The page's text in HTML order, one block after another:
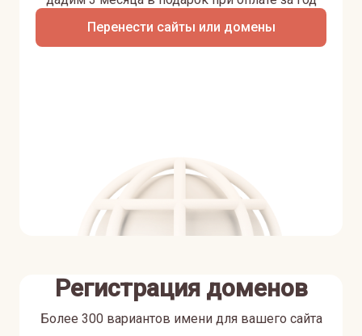
Перенести сайты или домены
Регистрация доменов
Более 300 вариантов имени для вашего сайта